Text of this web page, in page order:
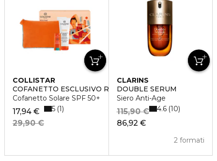
COLLISTAR
COFANETTO ESCLUSIVO ROUTINE SOLARE
Cofanetto Solare SPF 50+
17,94 €
29,90 €
5 1
CLARINS
DOUBLE SERUM
Siero Anti-Age
86,92 €
115,90 €
2 formati
4.6 10